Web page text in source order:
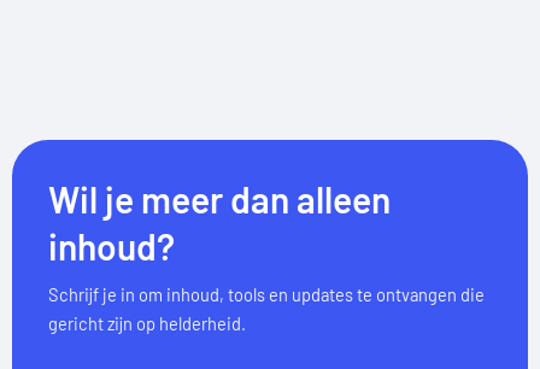
Wil je meer dan alleen
inhoud?
Schrijf je in om inhoud, tools en updates te ontvangen die
gericht zijn op helderheid.